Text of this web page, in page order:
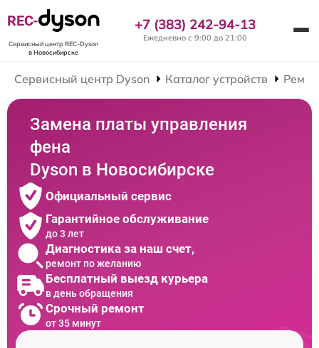
REC-
Сервисный центр REC-Dyson
в Новосибирске
+7 (383) 242-94-13
Ежедневно с 9:00 до 21:00
Сервисный центр Dyson Каталог устройств
Замена платы управления
фена
Dyson в Новосибирске
Официальный сервис
Гарантийное обслуживание
до 3 лет
Диагностика за наш счет,
ремонт по желанию
Бесплатный выезд курьера
в день обращения
Срочный ремонт
от 35 минут